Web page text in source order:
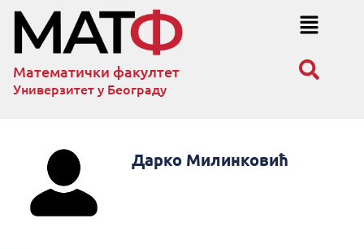
Математички факултет
Универзитет у Београду
Дарко Милинковић